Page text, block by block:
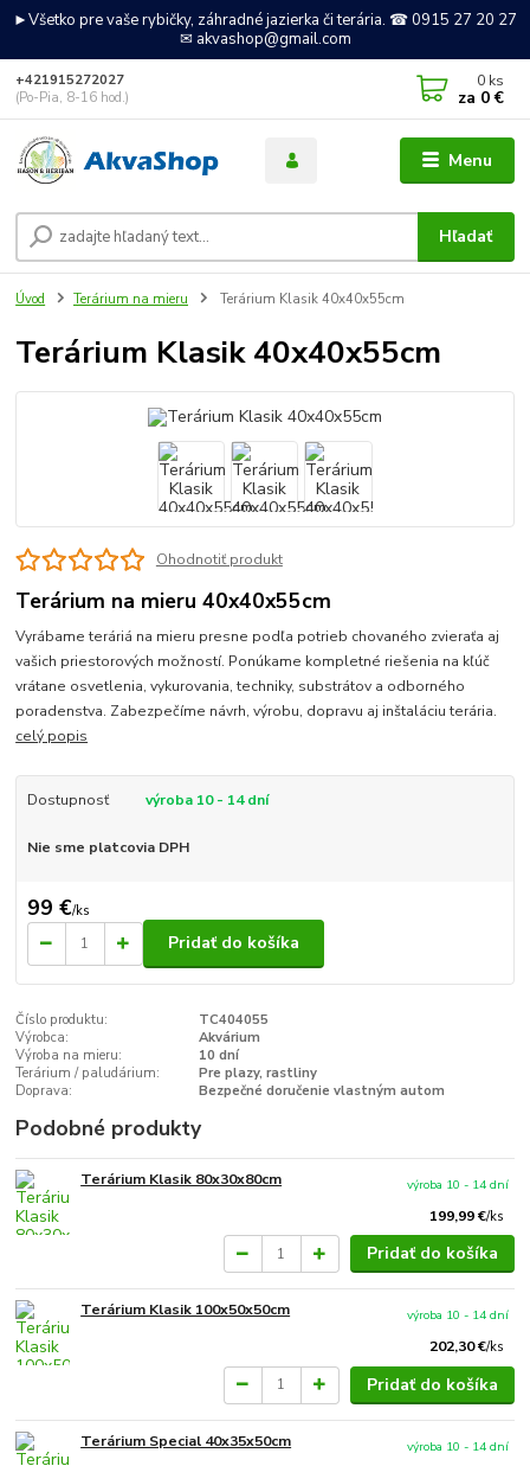
►Všetko pre vaše rybičky, záhradné jazierka či terária. ☎ 0915 27 20 27
✉ akvashop@gmail.com
Menu
Hľadať
+421915272027
(Po-Pia, 8-16 hod.)
0 ks
za 0 €
Úvod Terárium na mieru Terárium Klasik 40x40x55cm
Terárium Klasik 40x40x55cm
Ohodnotiť produkt
Terárium na mieru 40x40x55cm
Vyrábame teráriá na mieru presne podľa potrieb chovaného zvieraťa aj
vašich priestorových možností. Ponúkame kompletné riešenia na kľúč
vrátane osvetlenia, vykurovania, techniky, substrátov a odborného
poradenstva. Zabezpečíme návrh, výrobu, dopravu aj inštaláciu terária.
celý popis
Dostupnosť výroba 10 - 14 dní
Nie sme platcovia DPH
99 €/ks
Pridať do košíka
Číslo produktu:
TC404055
Výrobca:
Akvárium
Výroba na mieru:
10 dní
Terárium / paludárium:
Pre plazy, rastliny
Doprava:
Bezpečné doručenie vlastným autom
Podobné produkty
Terárium Klasik 80x30x80cm
199,99 €/ks
výroba 10 - 14 dní
Pridať do košíka
Terárium Klasik 100x50x50cm
202,30 €/ks
výroba 10 - 14 dní
Pridať do košíka
Terárium Special 40x35x50cm
výroba 10 - 14 dní